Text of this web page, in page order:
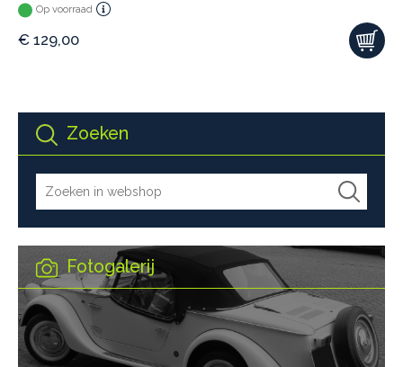
Zoeken
Fotogalerij
Op voorraad
€ 129,00